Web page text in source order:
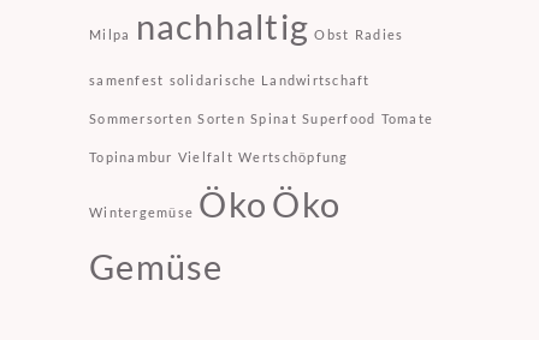
Milpa nachhaltig Obst Radies
samenfest solidarische Landwirtschaft
Sommersorten Sorten Spinat Superfood Tomate
Topinambur Vielfalt Wertschöpfung
Wintergemüse Öko Öko
Gemüse